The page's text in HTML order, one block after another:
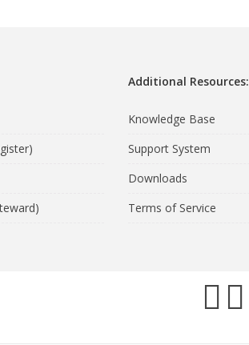
Additional Resources:
Knowledge Base
Support System
Downloads
Terms of Service